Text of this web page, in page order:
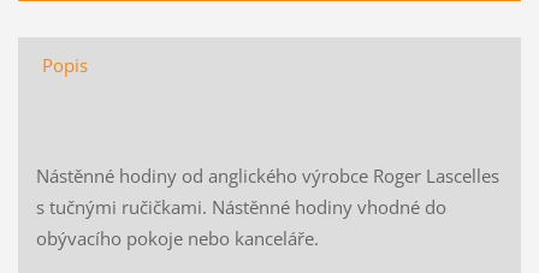
Popis
Nástěnné hodiny od anglického výrobce Roger Lascelles
s tučnými ručičkami. Nástěnné hodiny vhodné do
obývacího pokoje nebo kanceláře.